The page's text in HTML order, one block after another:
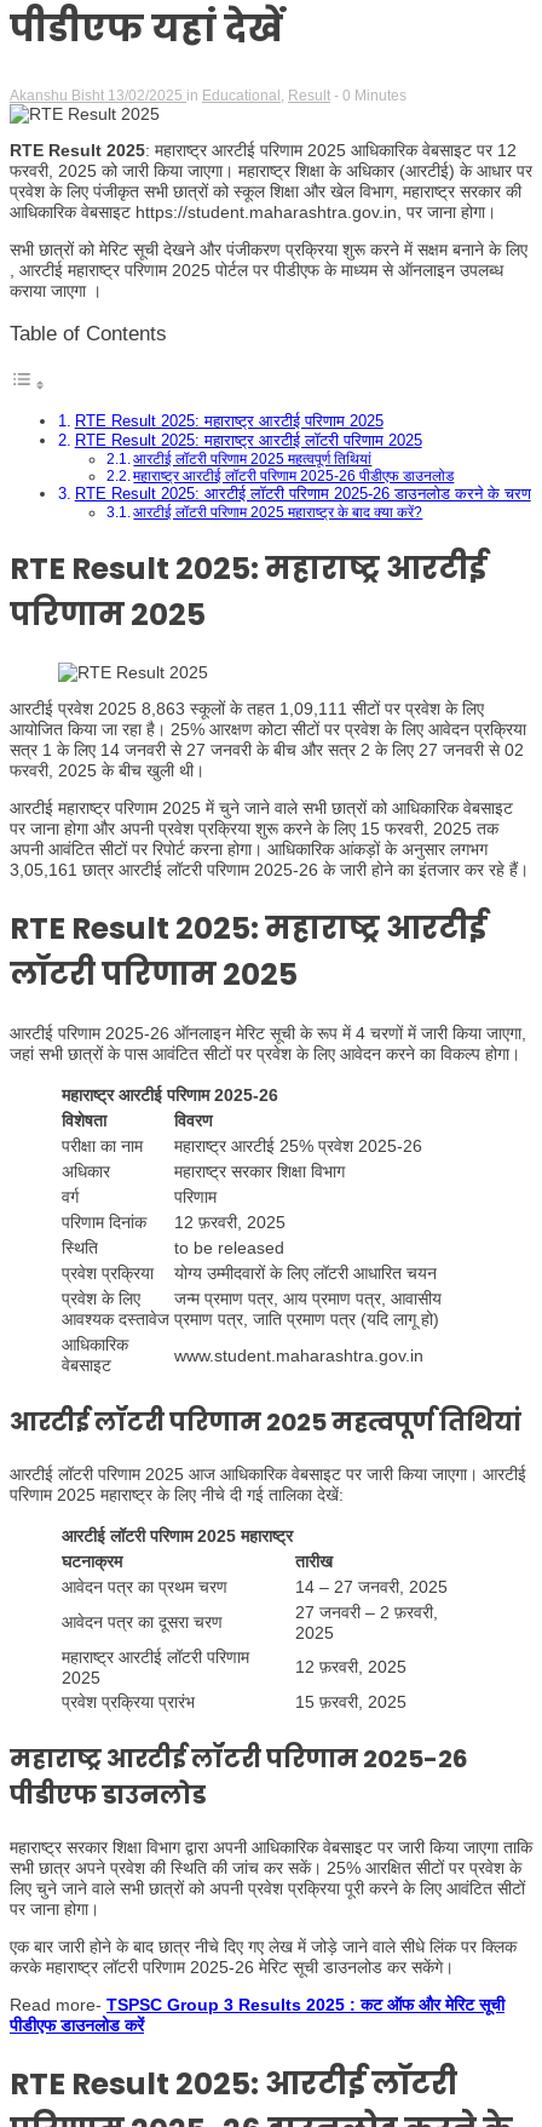
News
पीडीएफ यहां देखें
Akanshu Bisht 13/02/2025 in Educational , Result - 0 Minutes
RTE Result 2025: महाराष्ट्र आरटीई परिणाम 2025 आधिकारिक वेबसाइट पर 12
फरवरी, 2025 को जारी किया जाएगा। महाराष्ट्र शिक्षा के अधिकार (आरटीई) के आधार पर
प्रवेश के लिए पंजीकृत सभी छात्रों को स्कूल शिक्षा और खेल विभाग, महाराष्ट्र सरकार की
आधिकारिक वेबसाइट https://student.maharashtra.gov.in, पर जाना होगा।
सभी छात्रों को मेरिट सूची देखने और पंजीकरण प्रक्रिया शुरू करने में सक्षम बनाने के लिए
, आरटीई महाराष्ट्र परिणाम 2025 पोर्टल पर पीडीएफ के माध्यम से ऑनलाइन उपलब्ध
कराया जाएगा ।
Table of Contents
RTE Result 2025: महाराष्ट्र आरटीई परिणाम 2025
RTE Result 2025: महाराष्ट्र आरटीई लॉटरी परिणाम 2025
आरटीई लॉटरी परिणाम 2025 महत्वपूर्ण तिथियां
महाराष्ट्र आरटीई लॉटरी परिणाम 2025-26 पीडीएफ डाउनलोड
RTE Result 2025: आरटीई लॉटरी परिणाम 2025-26 डाउनलोड करने के चरण
आरटीई लॉटरी परिणाम 2025 महाराष्ट्र के बाद क्या करें?
RTE Result 2025: महाराष्ट्र आरटीई
परिणाम 2025
आरटीई प्रवेश 2025 8,863 स्कूलों के तहत 1,09,111 सीटों पर प्रवेश के लिए
आयोजित किया जा रहा है। 25% आरक्षण कोटा सीटों पर प्रवेश के लिए आवेदन प्रक्रिया
सत्र 1 के लिए 14 जनवरी से 27 जनवरी के बीच और सत्र 2 के लिए 27 जनवरी से 02
फरवरी, 2025 के बीच खुली थी।
आरटीई महाराष्ट्र परिणाम 2025 में चुने जाने वाले सभी छात्रों को आधिकारिक वेबसाइट
पर जाना होगा और अपनी प्रवेश प्रक्रिया शुरू करने के लिए 15 फरवरी, 2025 तक
अपनी आवंटित सीटों पर रिपोर्ट करना होगा। आधिकारिक आंकड़ों के अनुसार लगभग
3,05,161 छात्र आरटीई लॉटरी परिणाम 2025-26 के जारी होने का इंतजार कर रहे हैं।
RTE Result 2025: महाराष्ट्र आरटीई
लॉटरी परिणाम 2025
आरटीई परिणाम 2025-26 ऑनलाइन मेरिट सूची के रूप में 4 चरणों में जारी किया जाएगा,
जहां सभी छात्रों के पास आवंटित सीटों पर प्रवेश के लिए आवेदन करने का विकल्प होगा।
महाराष्ट्र आरटीई परिणाम 2025-26
विशेषता
विवरण
परीक्षा का नाम
महाराष्ट्र आरटीई 25% प्रवेश 2025-26
अधिकार
महाराष्ट्र सरकार शिक्षा विभाग
वर्ग
परिणाम
परिणाम दिनांक
12 फ़रवरी, 2025
स्थिति
to be released
प्रवेश प्रक्रिया
योग्य उम्मीदवारों के लिए लॉटरी आधारित चयन
प्रवेश के लिए
आवश्यक दस्तावेज
जन्म प्रमाण पत्र, आय प्रमाण पत्र, आवासीय
प्रमाण पत्र, जाति प्रमाण पत्र (यदि लागू हो)
आधिकारिक
वेबसाइट
www.student.maharashtra.gov.in
आरटीई लॉटरी परिणाम 2025 महत्वपूर्ण तिथियां
आरटीई लॉटरी परिणाम 2025 आज आधिकारिक वेबसाइट पर जारी किया जाएगा। आरटीई
परिणाम 2025 महाराष्ट्र के लिए नीचे दी गई तालिका देखें:
आरटीई लॉटरी परिणाम 2025 महाराष्ट्र
घटनाक्रम
तारीख
आवेदन पत्र का प्रथम चरण
14 – 27 जनवरी, 2025
आवेदन पत्र का दूसरा चरण
27 जनवरी – 2 फ़रवरी,
2025
महाराष्ट्र आरटीई लॉटरी परिणाम
2025
12 फ़रवरी, 2025
प्रवेश प्रक्रिया प्रारंभ
15 फ़रवरी, 2025
महाराष्ट्र आरटीई लॉटरी परिणाम 2025-26
पीडीएफ डाउनलोड
महाराष्ट्र सरकार शिक्षा विभाग द्वारा अपनी आधिकारिक वेबसाइट पर जारी किया जाएगा ताकि
सभी छात्र अपने प्रवेश की स्थिति की जांच कर सकें। 25% आरक्षित सीटों पर प्रवेश के
लिए चुने जाने वाले सभी छात्रों को अपनी प्रवेश प्रक्रिया पूरी करने के लिए आवंटित सीटों
पर जाना होगा।
एक बार जारी होने के बाद छात्र नीचे दिए गए लेख में जोड़े जाने वाले सीधे लिंक पर क्लिक
करके महाराष्ट्र लॉटरी परिणाम 2025-26 मेरिट सूची डाउनलोड कर सकेंगे।
Read more- TSPSC Group 3 Results 2025 : कट ऑफ और मेरिट सूची
पीडीएफ डाउनलोड करें
RTE Result 2025: आरटीई लॉटरी